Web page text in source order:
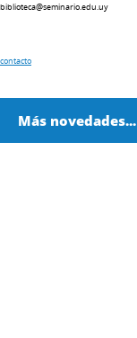
biblioteca@seminario.edu.uy
contacto
Más novedades...